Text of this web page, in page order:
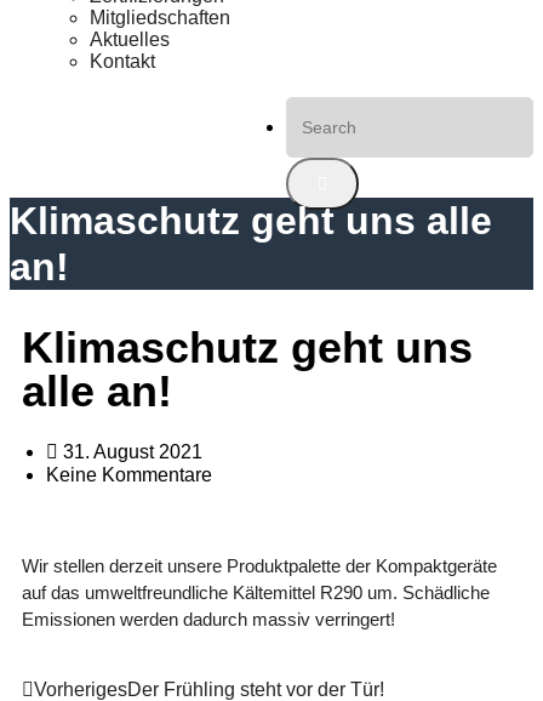
Mitgliedschaften
Aktuelles
Kontakt
Klimaschutz geht uns alle
an!
Klimaschutz geht uns
alle an!
31. August 2021
Keine Kommentare
Wir stellen derzeit unsere Produktpalette der Kompaktgeräte
auf das umweltfreundliche Kältemittel R290 um. Schädliche
Emissionen werden dadurch massiv verringert!
VorherigesDer Frühling steht vor der Tür!